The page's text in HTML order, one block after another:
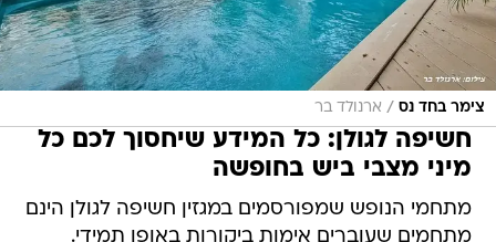
צימר בחד נס / ארנולד בר
חשיפה לגולן: כל המידע שיחסוך לכם כל
מיני מצבי ביש בחופשה
מתחמי הנופש שמפורסמים במגזין חשיפה לגולן הינם
מתחמים שעוברים אימות ביקורות באופן תמידי.